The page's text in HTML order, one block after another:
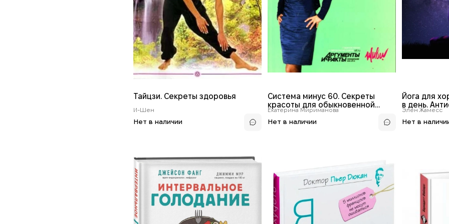
Тайцзи. Секреты здоровья
И-Шен
Нет в наличии
Система минус 60. Секреты
красоты для обыкновенной
волшебницы
Екатерина Мириманова
Нет в наличии
Йога для
в день.
Пошаговая
Элен Жамесс
Нет в